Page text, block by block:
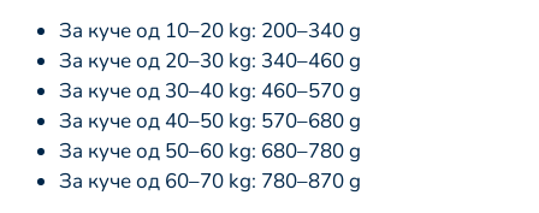
За куче од 10–20 kg: 200–340 g
За куче од 20–30 kg: 340–460 g
За куче од 30–40 kg: 460–570 g
За куче од 40–50 kg: 570–680 g
За куче од 50–60 kg: 680–780 g
За куче од 60–70 kg: 780–870 g